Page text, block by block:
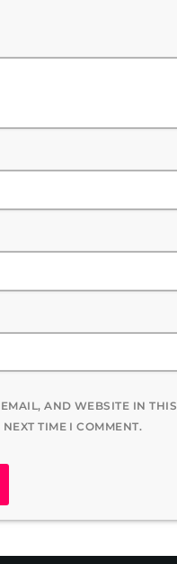
AND WEBSITE IN THIS
TIME I COMMENT.